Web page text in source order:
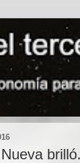
brilló.